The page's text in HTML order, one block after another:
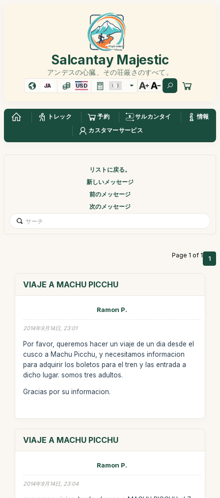
Salcantay Majestic
アンデスの心臓、その荘厳さのすべて。
JA USD
トレック 予約 サルカンタイ
情報
カスタマーサービス
リストに戻る。
新しいメッセージ
前のメッセージ
次のメッセージ
Page 1 of 1 1
VIAJE A MACHU PICCHU
Ramon P.
2014年9月14日, 23:01
Por favor, queremos hacer un viaje de un dia desde el
cusco a Machu Picchu, y necesitamos informacion
para adquirir los boletos para el tren y las entrada a
dicho lugar. somos tres adultos.
Gracias por su informacion.
VIAJE A MACHU PICCHU
Ramon P.
2014年9月14日, 23:04